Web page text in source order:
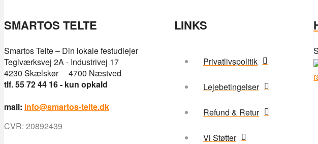
SMARTOS TELTE
Smartos Telte – Din lokale festudlejer
Teglværksvej 2A - Industrivej 17
4230 Skælskør 4700 Næstved
tlf. 55 72 44 16 - kun opkald
mail: info@smartos-telte.dk
CVR: 20892439
LINKS
Privatlivspolitik
Lejebetingelser
Refund & Retur
Vi Støtter